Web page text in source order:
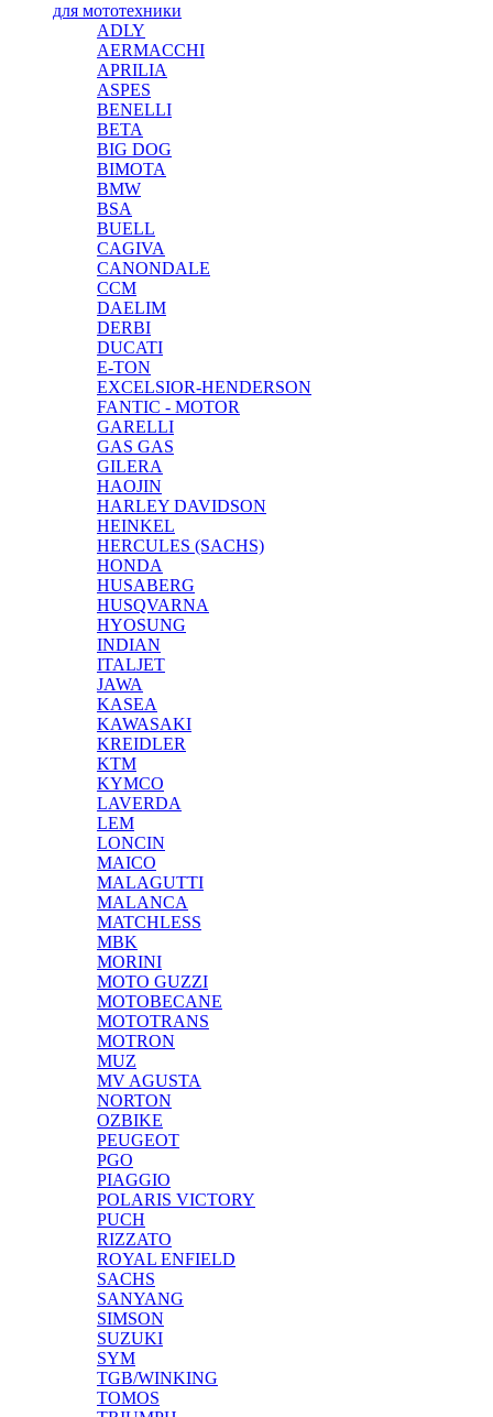
для мототехники
ADLY
AERMACCHI
APRILIA
ASPES
BENELLI
BETA
BIG DOG
BIMOTA
BMW
BSA
BUELL
CAGIVA
CANONDALE
CCM
DAELIM
DERBI
DUCATI
E-TON
EXCELSIOR-HENDERSON
FANTIC - MOTOR
GARELLI
GAS GAS
GILERA
HAOJIN
HARLEY DAVIDSON
HEINKEL
HERCULES (SACHS)
HONDA
HUSABERG
HUSQVARNA
HYOSUNG
INDIAN
ITALJET
JAWA
KASEA
KAWASAKI
KREIDLER
KTM
KYMCO
LAVERDA
LEM
LONCIN
MAICO
MALAGUTTI
MALANCA
MATCHLESS
MBK
MORINI
MOTO GUZZI
MOTOBECANE
MOTOTRANS
MOTRON
MUZ
MV AGUSTA
NORTON
OZBIKE
PEUGEOT
PGO
PIAGGIO
POLARIS VICTORY
PUCH
RIZZATO
ROYAL ENFIELD
SACHS
SANYANG
SIMSON
SUZUKI
SYM
TGB/WINKING
TOMOS